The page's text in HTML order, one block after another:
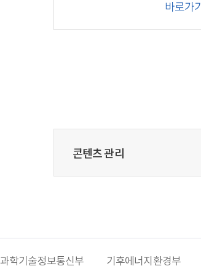
바로가기
콘텐츠 관리
과학기술정보통신부 기후에너지환경부